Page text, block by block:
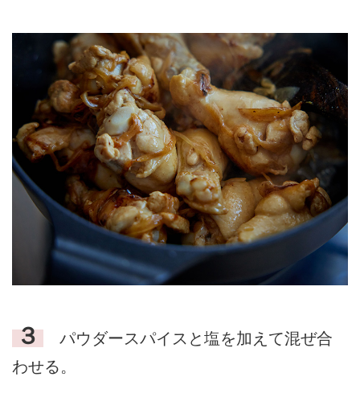
３
パウダースパイスと塩を加えて混ぜ合
わせる。